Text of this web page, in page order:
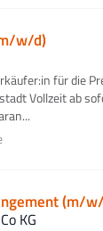
w/d)
für die
Vollzeit ab
(m/
KG